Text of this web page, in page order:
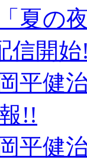
「夏の
信開
岡平健
!!
岡平健